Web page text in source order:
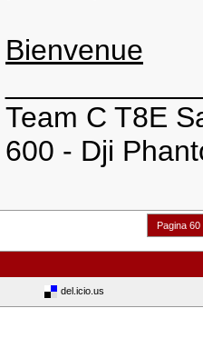
Bienvenue
Team C T8E
600 - Dji
Pagina 60
del.icio.us